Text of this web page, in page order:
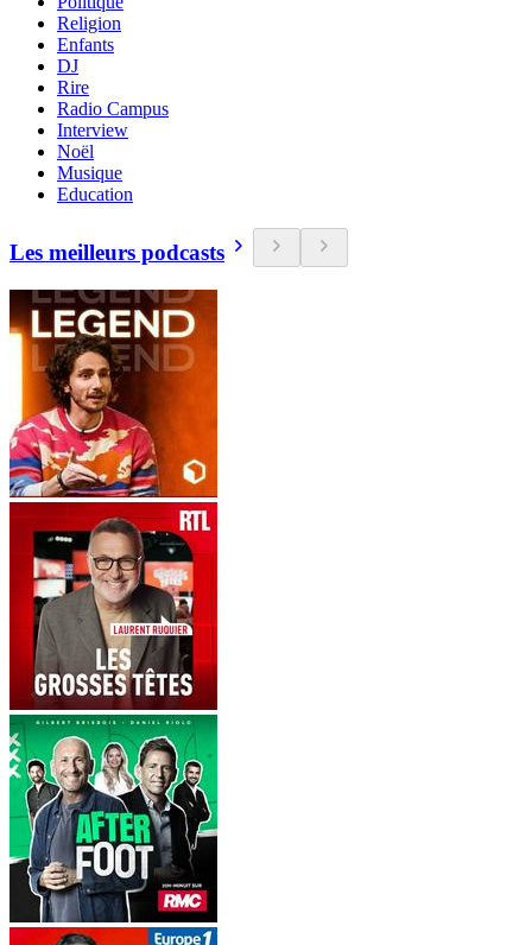
Religion
Enfants
DJ
Rire
Radio Campus
Interview
Noël
Musique
Education
Les meilleurs podcasts